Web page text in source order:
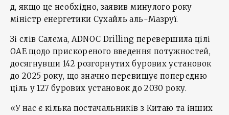
д, якщо це необхідно, заявив минулого року
міністр енергетики Сухайль аль-Мазруї.
Зі слів Салема, ADNOC Drilling перевершила цілі
ОАЕ щодо прискореного введення потужностей,
досягнувши 142 розгорнутих бурових установок
до 2025 року, що значно перевищує попередню
ціль у 127 бурових установок до 2030 року.
«У нас є кілька постачальників з Китаю та інших